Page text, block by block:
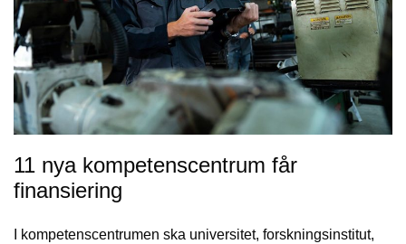
11 nya kompetenscentrum får
finansiering
I kompetenscentrumen ska universitet, forskningsinstitut,